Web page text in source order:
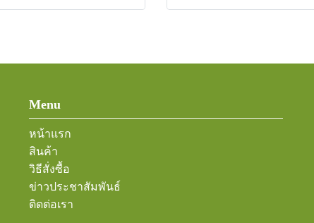
Menu
หน้าแรก
สินค้า
วิธีสั่งซื้อ
ข่าวประชาสัมพันธ์
ติดต่อเรา